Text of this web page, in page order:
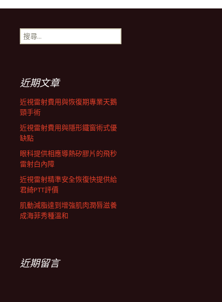
導
航
列
搜
尋
近期文章
近視雷射費用與恢復期專業天鵝
頸手術
近視雷射費用與隱形鐵窗術式優
缺點
眼科提供相應導熱矽膠片的飛秒
雷射白內障
近視雷射精準安全恢復快提供給
君綺PTT評價
肌動減脂達到增強肌肉潤唇滋養
成海菲秀種溫和
近期留言